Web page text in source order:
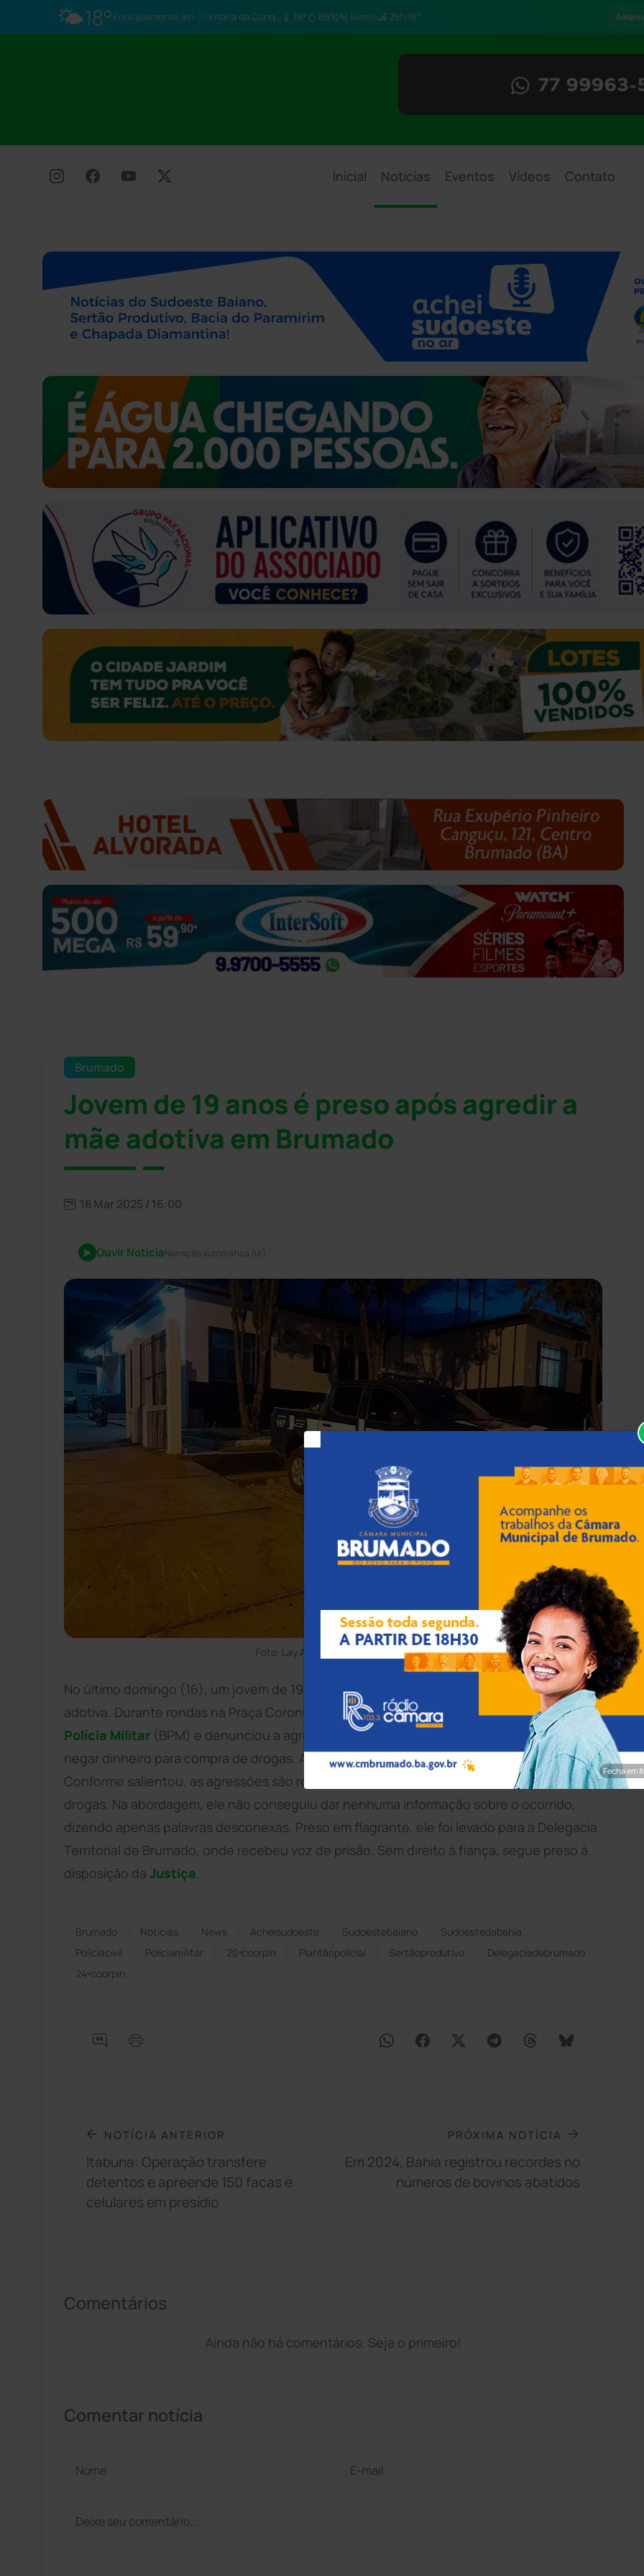
🌤️18° Principalmente limpo Vitória da Conq… 19° 86% 5km/h 25°/16°
Inicial Notícias Eventos Vídeos Contato
Brumado
Jovem de 19 anos é preso após agredir a
mãe adotiva em Brumado
18 Mar 2025 / 16:00
Ouvir NotíciaNarração automática (IA)
Foto: Lay Amorim/Achei Sudoeste
No último domingo (16), um jovem de 19 anos foi preso em
após agredir a mãe
adotiva. Durante rondas na Praça Coronel Zeca Leite, a idosa acionou o 24º Batalhão de
Polícia Militar (BPM) e denunciou a agressão. O filho ficou agressivo depois de a mãe
negar dinheiro para compra de drogas. A idosa apresentava lesões no braço direito.
Conforme salientou, as agressões são recorrentes. O jovem assumiu ser usuário de
drogas. Na abordagem, ele não conseguiu dar nenhuma informação sobre o ocorrido,
dizendo apenas palavras desconexas. Preso em flagrante, ele foi levado para a Delegacia
Territorial de Brumado, onde recebeu voz de prisão. Sem direito à fiança, segue preso à
disposição da Justiça.
Brumado Notícias News Acheisudoeste Sudoestebaiano
Sudoestedabahia
Políciacivil
Políciamilitar 20ªcoorpin Plantãopolicial Sertãoprodutivo
Delegaciadebrumado
24ºcoorpin
NOTÍCIA ANTERIOR
Itabuna: Operação transfere
detentos e apreende 150 facas e
celulares em presídio
PRÓXIMA NOTÍCIA
Em 2024, Bahia registrou recordes no
números de bovinos abatidos
Comentários
Ainda não há comentários. Seja o primeiro!
Comentar notícia
Fecha em